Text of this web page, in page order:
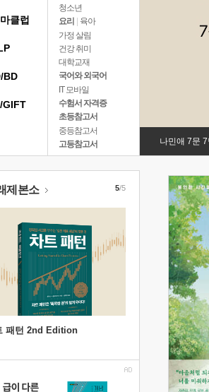
청소년
요리
육아
가정 살림
건강 취미
대학교재
국어와 외국어
IT 모바일
수험서 자격증
초등참고서
중등참고서
고등참고서
나민애 7문
클럽
BD
GIFT
제본소
패턴 2nd Edition
5/5